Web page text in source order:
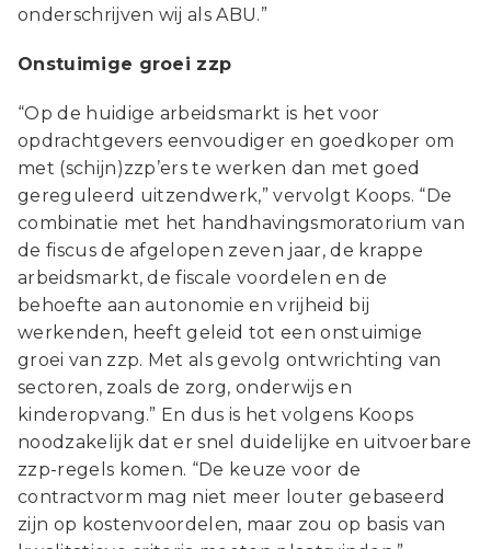
onderschrijven wij als ABU.”
Onstuimige groei zzp
“Op de huidige arbeidsmarkt is het voor
opdrachtgevers eenvoudiger en goedkoper om
met (schijn)zzp’ers te werken dan met goed
gereguleerd uitzendwerk,” vervolgt Koops. “De
combinatie met het handhavingsmoratorium van
de fiscus de afgelopen zeven jaar, de krappe
arbeidsmarkt, de fiscale voordelen en de
behoefte aan autonomie en vrijheid bij
werkenden, heeft geleid tot een onstuimige
groei van zzp. Met als gevolg ontwrichting van
sectoren, zoals de zorg, onderwijs en
kinderopvang.” En dus is het volgens Koops
noodzakelijk dat er snel duidelijke en uitvoerbare
zzp-regels komen. “De keuze voor de
contractvorm mag niet meer louter gebaseerd
zijn op kostenvoordelen, maar zou op basis van